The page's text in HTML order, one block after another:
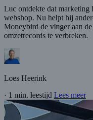
Luc ontdekte dat marketing
webshop. Nu helpt hij
Moneybird de vinger aan
omzetrecords te verbreken.
Loes Heerink
· 1 min. leestijd Lees meer